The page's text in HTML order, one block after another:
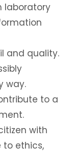
laboratory
and quality.
way.
to a
with
to ethics,